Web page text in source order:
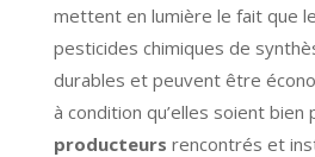
mettent en lumière le fait que
pesticides chimiques de
durables et peuvent être
à condition qu’elles soient bien
producteurs rencontrés et